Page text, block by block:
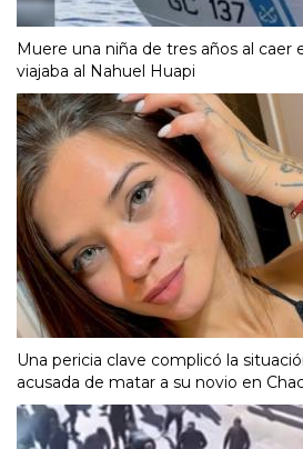
Muere una niña de tres años al caer
viajaba al Nahuel Huapi
Una pericia clave complicó la
acusada de matar a su novio en